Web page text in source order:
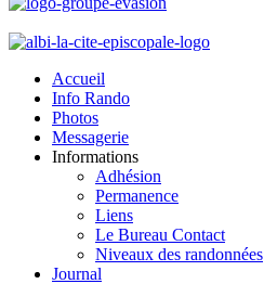
Accueil
Info Rando
Photos
Messagerie
Informations
Adhésion
Permanence
Liens
Le Bureau Contact
Niveaux des randonnées
Journal